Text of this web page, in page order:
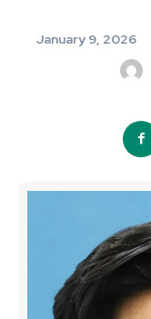
January 9, 2026